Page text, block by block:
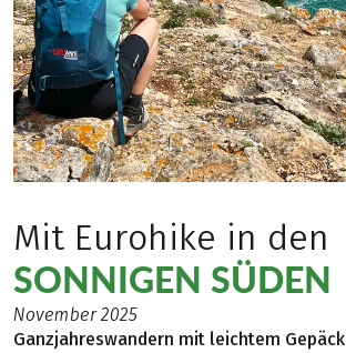
Mit Eurohike in den
SONNIGEN SÜDEN
November 2025
Ganzjahreswandern mit leichtem Gepäck